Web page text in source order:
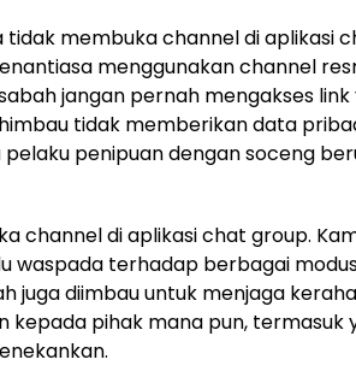
tidak membuka channel di aplikasi
menggunakan channel
jangan pernah mengakses
tidak memberikan data
penipuan dengan soceng
channel di aplikasi chat group.
waspada terhadap berbagai
juga diimbau untuk menjaga
kepada pihak mana pun, termasuk